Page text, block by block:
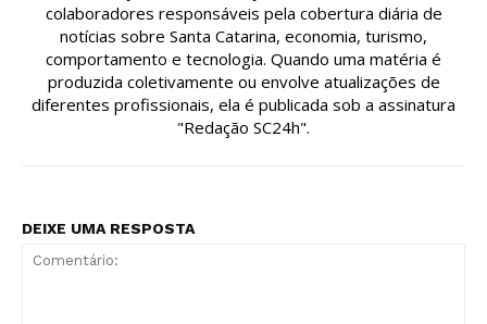
colaboradores responsáveis pela cobertura diária de
notícias sobre Santa Catarina, economia, turismo,
comportamento e tecnologia. Quando uma matéria é
produzida coletivamente ou envolve atualizações de
diferentes profissionais, ela é publicada sob a assinatura
"Redação SC24h".
DEIXE UMA RESPOSTA